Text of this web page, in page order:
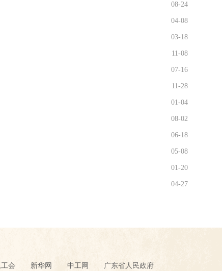
08-24
04-08
03-18
11-08
07-16
11-28
01-04
08-02
06-18
05-08
01-20
04-27
会 新华网 中工网 广东省人民政府